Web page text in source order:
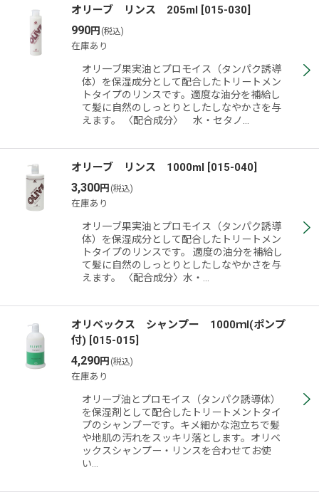
オリーブ リンス 205ml [015-030]
990円 (税込)
在庫あり
オリ一ブ果実油とプロモイス（タンパク誘導
体）を保湿成分として配合したトリートメン
トタイプのリンスです。適度な油分を補給し
て髪に自然のしっとりとしたしなやかさを与
えます。 〈配合成分〉 水・セタノ…
オリーブ リンス 1000ml [015-040]
3,300円 (税込)
在庫あり
オリ一ブ果実油とプロモイス（タンパク誘導
体）を保湿成分として配合したトリートメン
トタイプのリンスです。 適度の油分を補給し
て髪に自然のしっとりとしたしなやかさを与
えます。 〈配合成分〉水・…
オリベックス シャンプー 1000ｍl(ポンプ
付) [015-015]
4,290円 (税込)
在庫あり
オリーブ油とプロモイス（タンパク誘導体）
を保湿剤として配合したトリートメントタイ
プのシャンプーです。キメ細かな泡立ちで髪
や地肌の汚れをスッキリ落とします。オリベ
ックスシャンプー・リンスを合わせてお使
い…